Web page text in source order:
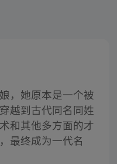
，她原本是一个被
越到古代同名同姓
和其他多方面的才
最终成为一代名